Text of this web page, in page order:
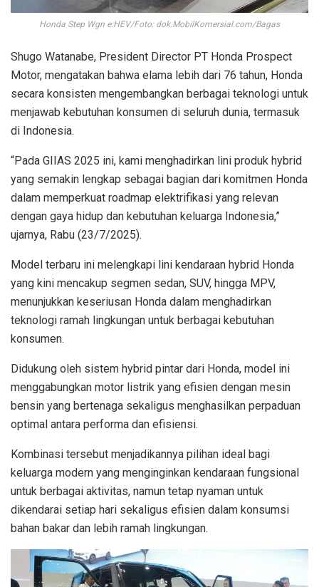
Honda Step Wgn e:HEV/Foto: dok.MobilKomersial.com/Bagas
Shugo Watanabe, President Director PT Honda Prospect
Motor, mengatakan bahwa elama lebih dari 76 tahun, Honda
secara konsisten mengembangkan berbagai teknologi untuk
menjawab kebutuhan konsumen di seluruh dunia, termasuk
di Indonesia.
“Pada GIIAS 2025 ini, kami menghadirkan lini produk hybrid
yang semakin lengkap sebagai bagian dari komitmen Honda
dalam memperkuat roadmap elektrifikasi yang relevan
dengan gaya hidup dan kebutuhan keluarga Indonesia,”
ujarnya, Rabu (23/7/2025).
Model terbaru ini melengkapi lini kendaraan hybrid Honda
yang kini mencakup segmen sedan, SUV, hingga MPV,
menunjukkan keseriusan Honda dalam menghadirkan
teknologi ramah lingkungan untuk berbagai kebutuhan
konsumen.
Didukung oleh sistem hybrid pintar dari Honda, model ini
menggabungkan motor listrik yang efisien dengan mesin
bensin yang bertenaga sekaligus menghasilkan perpaduan
optimal antara performa dan efisiensi.
Kombinasi tersebut menjadikannya pilihan ideal bagi
keluarga modern yang menginginkan kendaraan fungsional
untuk berbagai aktivitas, namun tetap nyaman untuk
dikendarai setiap hari sekaligus efisien dalam konsumsi
bahan bakar dan lebih ramah lingkungan.